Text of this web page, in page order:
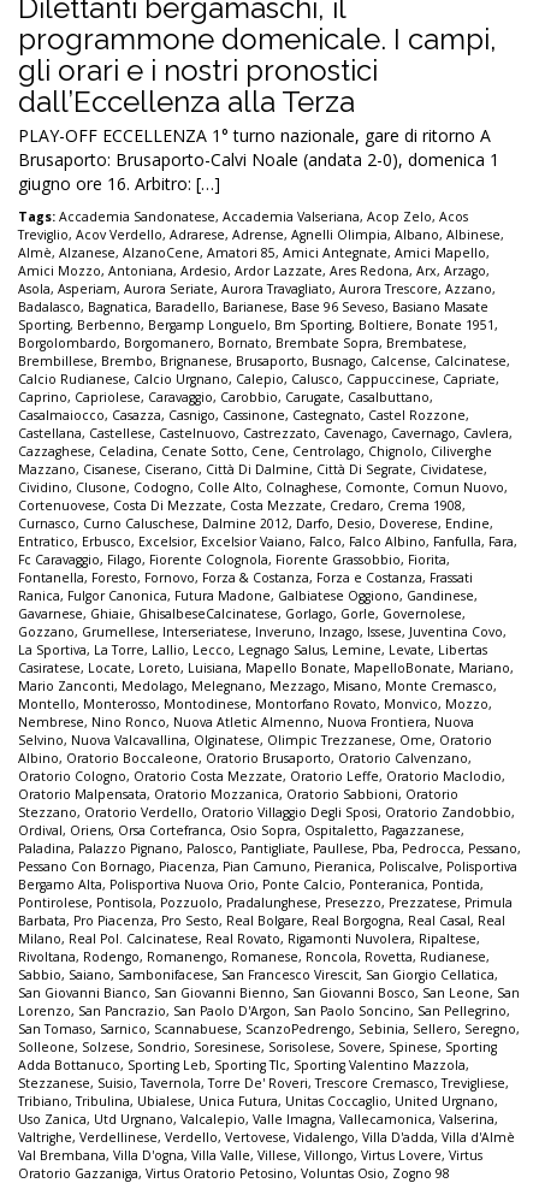
Dilettanti bergamaschi, il
programmone domenicale. I campi,
gli orari e i nostri pronostici
dall’Eccellenza alla Terza
PLAY-OFF ECCELLENZA 1° turno nazionale, gare di ritorno A
Brusaporto: Brusaporto-Calvi Noale (andata 2-0), domenica 1
giugno ore 16. Arbitro: […]
Tags: Accademia Sandonatese, Accademia Valseriana, Acop Zelo, Acos
Treviglio, Acov Verdello, Adrarese, Adrense, Agnelli Olimpia, Albano, Albinese,
Almè, Alzanese, AlzanoCene, Amatori 85, Amici Antegnate, Amici Mapello,
Amici Mozzo, Antoniana, Ardesio, Ardor Lazzate, Ares Redona, Arx, Arzago,
Asola, Asperiam, Aurora Seriate, Aurora Travagliato, Aurora Trescore, Azzano,
Badalasco, Bagnatica, Baradello, Barianese, Base 96 Seveso, Basiano Masate
Sporting, Berbenno, Bergamp Longuelo, Bm Sporting, Boltiere, Bonate 1951,
Borgolombardo, Borgomanero, Bornato, Brembate Sopra, Brembatese,
Brembillese, Brembo, Brignanese, Brusaporto, Busnago, Calcense, Calcinatese,
Calcio Rudianese, Calcio Urgnano, Calepio, Calusco, Cappuccinese, Capriate,
Caprino, Capriolese, Caravaggio, Carobbio, Carugate, Casalbuttano,
Casalmaiocco, Casazza, Casnigo, Cassinone, Castegnato, Castel Rozzone,
Castellana, Castellese, Castelnuovo, Castrezzato, Cavenago, Cavernago, Cavlera,
Cazzaghese, Celadina, Cenate Sotto, Cene, Centrolago, Chignolo, Ciliverghe
Mazzano, Cisanese, Ciserano, Città Di Dalmine, Città Di Segrate, Cividatese,
Cividino, Clusone, Codogno, Colle Alto, Colnaghese, Comonte, Comun Nuovo,
Cortenuovese, Costa Di Mezzate, Costa Mezzate, Credaro, Crema 1908,
Curnasco, Curno Caluschese, Dalmine 2012, Darfo, Desio, Doverese, Endine,
Entratico, Erbusco, Excelsior, Excelsior Vaiano, Falco, Falco Albino, Fanfulla, Fara,
Fc Caravaggio, Filago, Fiorente Colognola, Fiorente Grassobbio, Fiorita,
Fontanella, Foresto, Fornovo, Forza & Costanza, Forza e Costanza, Frassati
Ranica, Fulgor Canonica, Futura Madone, Galbiatese Oggiono, Gandinese,
Gavarnese, Ghiaie, GhisalbeseCalcinatese, Gorlago, Gorle, Governolese,
Gozzano, Grumellese, Interseriatese, Inveruno, Inzago, Issese, Juventina Covo,
La Sportiva, La Torre, Lallio, Lecco, Legnago Salus, Lemine, Levate, Libertas
Casiratese, Locate, Loreto, Luisiana, Mapello Bonate, MapelloBonate, Mariano,
Mario Zanconti, Medolago, Melegnano, Mezzago, Misano, Monte Cremasco,
Montello, Monterosso, Montodinese, Montorfano Rovato, Monvico, Mozzo,
Nembrese, Nino Ronco, Nuova Atletic Almenno, Nuova Frontiera, Nuova
Selvino, Nuova Valcavallina, Olginatese, Olimpic Trezzanese, Ome, Oratorio
Albino, Oratorio Boccaleone, Oratorio Brusaporto, Oratorio Calvenzano,
Oratorio Cologno, Oratorio Costa Mezzate, Oratorio Leffe, Oratorio Maclodio,
Oratorio Malpensata, Oratorio Mozzanica, Oratorio Sabbioni, Oratorio
Stezzano, Oratorio Verdello, Oratorio Villaggio Degli Sposi, Oratorio Zandobbio,
Ordival, Oriens, Orsa Cortefranca, Osio Sopra, Ospitaletto, Pagazzanese,
Paladina, Palazzo Pignano, Palosco, Pantigliate, Paullese, Pba, Pedrocca, Pessano,
Pessano Con Bornago, Piacenza, Pian Camuno, Pieranica, Poliscalve, Polisportiva
Bergamo Alta, Polisportiva Nuova Orio, Ponte Calcio, Ponteranica, Pontida,
Pontirolese, Pontisola, Pozzuolo, Pradalunghese, Presezzo, Prezzatese, Primula
Barbata, Pro Piacenza, Pro Sesto, Real Bolgare, Real Borgogna, Real Casal, Real
Milano, Real Pol. Calcinatese, Real Rovato, Rigamonti Nuvolera, Ripaltese,
Rivoltana, Rodengo, Romanengo, Romanese, Roncola, Rovetta, Rudianese,
Sabbio, Saiano, Sambonifacese, San Francesco Virescit, San Giorgio Cellatica,
San Giovanni Bianco, San Giovanni Bienno, San Giovanni Bosco, San Leone, San
Lorenzo, San Pancrazio, San Paolo D'Argon, San Paolo Soncino, San Pellegrino,
San Tomaso, Sarnico, Scannabuese, ScanzoPedrengo, Sebinia, Sellero, Seregno,
Solleone, Solzese, Sondrio, Soresinese, Sorisolese, Sovere, Spinese, Sporting
Adda Bottanuco, Sporting Leb, Sporting Tlc, Sporting Valentino Mazzola,
Stezzanese, Suisio,Tavernola,Torre De' Roveri,Trescore Cremasco,Trevigliese,
Tribiano,Tribulina, Ubialese, Unica Futura, Unitas Coccaglio, United Urgnano,
Uso Zanica, Utd Urgnano, Valcalepio, Valle Imagna, Vallecamonica, Valserina,
Valtrighe, Verdellinese, Verdello, Vertovese, Vidalengo, Villa D'adda, Villa d'Almè
Val Brembana, Villa D'ogna, Villa Valle, Villese, Villongo, Virtus Lovere, Virtus
Oratorio Gazzaniga, Virtus Oratorio Petosino, Voluntas Osio, Zogno 98